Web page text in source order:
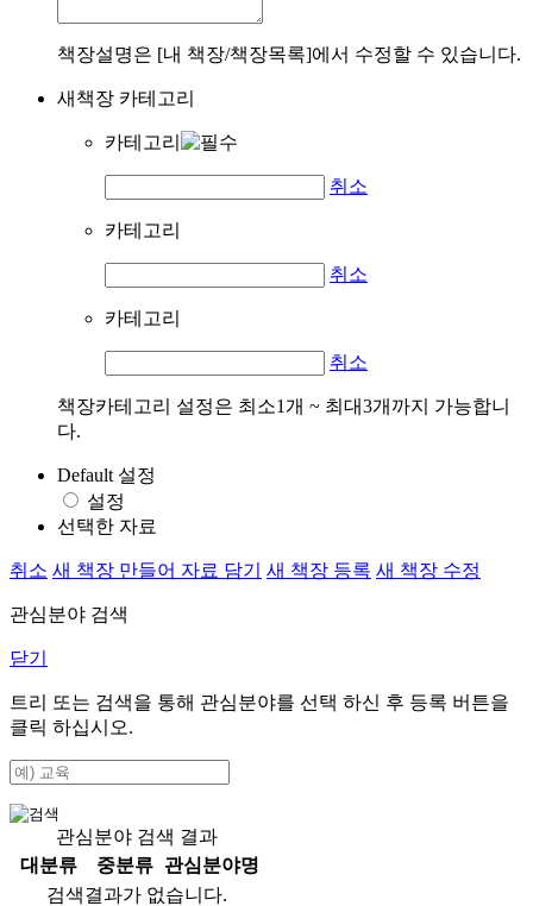
책장설명은 [내 책장/책장목록]에서 수정할 수 있습니다.
새책장 카테고리
카테고리
취소
카테고리
취소
카테고리
취소
책장카테고리 설정은 최소1개 ~ 최대3개까지 가능합니
다.
Default 설정
설정
선택한 자료
취소 새 책장 만들어 자료 담기 새 책장 등록 새 책장 수정
관심분야 검색
닫기
트리 또는 검색을 통해 관심분야를 선택 하신 후 등록 버튼을
클릭 하십시오.
관심분야 검색 결과
대분류
중분류
관심분야명
검색결과가 없습니다.